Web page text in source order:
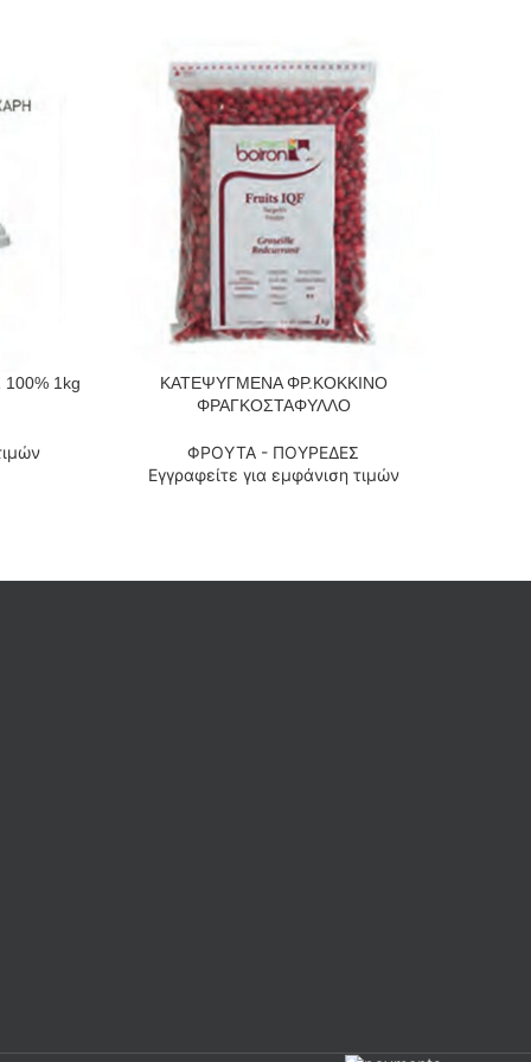
1kg ΔΙΑΒΆΣΤΕ ΠΕΡΙΣΣΌΤΕΡΑ
ΚΑΤΕΨΥΓΜΕΝΑ ΦΡ.ΚΟΚΚΙΝΟ
ΦΡΑΓΚΟΣΤΑΦΥΛΛΟ
ΦΡΟΥΤΑ - ΠΟΥΡΕΔΕΣ
Εγγραφείτε για εμφάνιση τιμών